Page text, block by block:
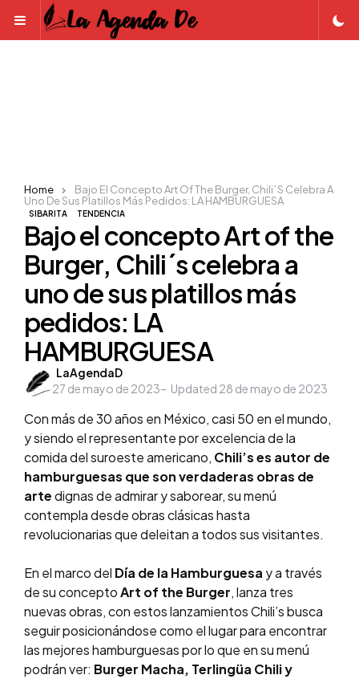
Menu
SIBARITA TENDENCIA
Bajo el concepto Art of the
Burger, Chili´s celebra a
uno de sus platillos más
pedidos: LA
HAMBURGUESA
Posted
by
LaAgendaD
27 de mayo de 2023
Updated 28 de mayo de 2023
Home
Bajo El Concepto Art Of The Burger, Chili´s Celebra A
Uno De Sus Platillos Más Pedidos: LA HAMBURGUESA
Con más de 30 años en México, casi 50 en el mundo,
y siendo el representante por excelencia de la
comida del suroeste americano, Chili’s es autor de
hamburguesas que son verdaderas obras de
artedignas de admirar y saborear, su menú
contempla desde obras clásicas hasta
revolucionarias que deleitan a todos sus visitantes.
En el marco del Día de la Hamburguesa y a través
de su conceptoArt of the Burger, lanza tres
nuevas obras, con estos lanzamientos Chili’s busca
seguir posicionándose como el lugar para encontrar
las mejores hamburguesas por lo que en su menú
podrán ver: Burger Macha, Terlingüa Chili y